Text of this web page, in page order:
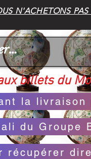
N'ACHETONS
billets du
la
du Groupe
récupérer